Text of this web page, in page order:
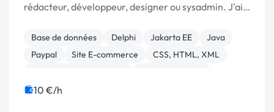
rédacteur, développeur, designer ou sysadmin. J'ai
petits comptes. Mon portfolio ici : [UR...
Base de données Delphi Jakarta EE
Java
Paypal
Site E-commerce
CSS, HTML, XML
Charte graphique
10 €/h